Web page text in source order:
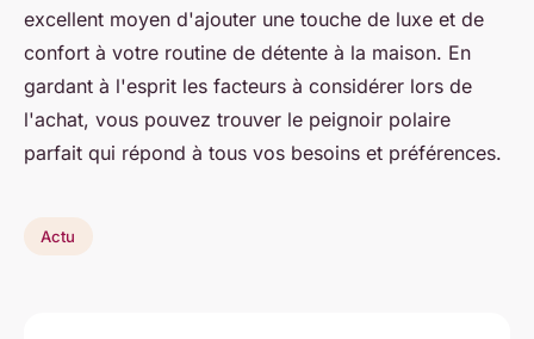
excellent moyen d'ajouter une touche de luxe et de
confort à votre routine de détente à la maison. En
gardant à l'esprit les facteurs à considérer lors de
l'achat, vous pouvez trouver le peignoir polaire
parfait qui répond à tous vos besoins et préférences.
Actu